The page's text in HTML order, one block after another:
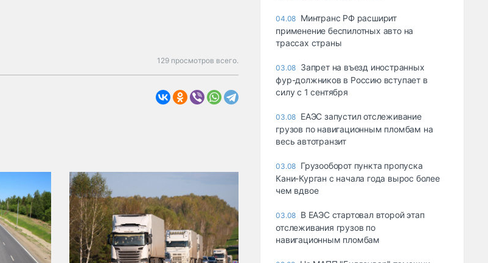
129 просмотров всего.
04.08 Минтранс РФ расширит
применение беспилотных авто на
трассах страны
03.08 Запрет на въезд иностранных
фур-должников в Россию вступает в
силу с 1 сентября
03.08 ЕАЭС запустил отслеживание
грузов по навигационным пломбам на
весь автотранзит
03.08 Грузооборот пункта пропуска
Кани-Курган с начала года вырос более
чем вдвое
03.08 В ЕАЭС стартовал второй этап
отслеживания грузов по
навигационным пломбам